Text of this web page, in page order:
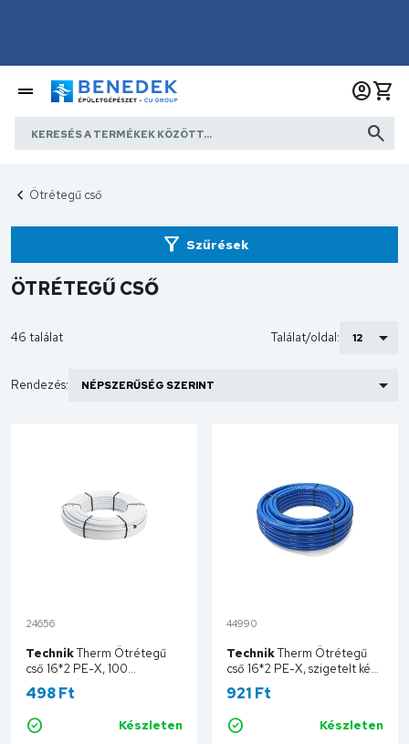
Ötrétegű cső
ÖTRÉTEGŰ CSŐ
46 találat Találat/oldal:
Rendezés:
24656
TechnikTherm Ötrétegű
cső 16*2 PE-X, 100
fm/tekercs TT16X2-100PERT
498 Ft
Készleten
Kosárba
44990
TechnikTherm Ötrétegű
cső 16*2 PE-X, szigetelt kék,
50 fm/tekercs TT16X2-50-
IPLB
921 Ft
Készleten
Kosárba
Szűrések